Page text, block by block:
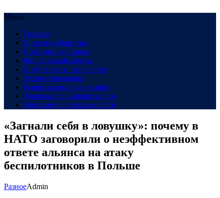
Меню
Главная
В сердце общества
Созидание и рынок
Финансовый компас
В пути: все о транспорте
Техно-революция
Рынок жилья в динамике
Здоровье под микроскопом
Инновации и возможности
«Загнали себя в ловушку»: почему в
НАТО заговорили о неэффективном
ответе альянса на атаку
беспилотников в Польше
РазноеAdmin